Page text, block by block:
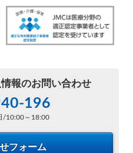
報のお問い合わせ
196
/10:00～18:00
フォーム